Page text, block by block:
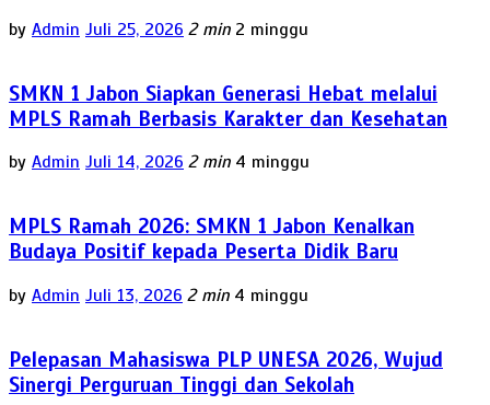
by Admin Juli 25, 2026 2 min 2 minggu
SMKN 1 Jabon Siapkan Generasi Hebat melalui
MPLS Ramah Berbasis Karakter dan Kesehatan
by Admin Juli 14, 2026 2 min 4 minggu
MPLS Ramah 2026: SMKN 1 Jabon Kenalkan
Budaya Positif kepada Peserta Didik Baru
by Admin Juli 13, 2026 2 min 4 minggu
Pelepasan Mahasiswa PLP UNESA 2026, Wujud
Sinergi Perguruan Tinggi dan Sekolah